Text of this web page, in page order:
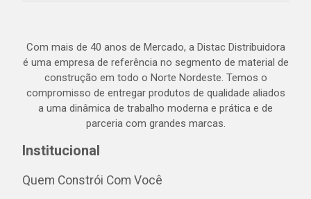
Com mais de 40 anos de Mercado, a Distac Distribuidora
é uma empresa de referência no segmento de material de
construção em todo o Norte Nordeste. Temos o
compromisso de entregar produtos de qualidade aliados
a uma dinâmica de trabalho moderna e prática e de
parceria com grandes marcas.
Institucional
Quem Constrói Com Você